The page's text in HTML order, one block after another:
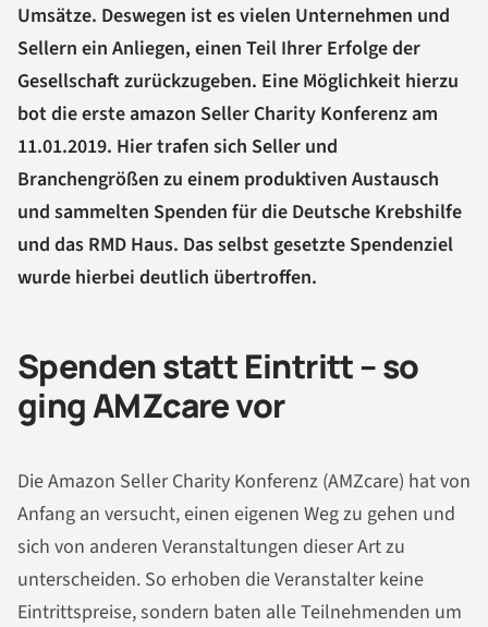
Umsätze. Deswegen ist es vielen Unternehmen und
Sellern ein Anliegen, einen Teil Ihrer Erfolge der
Gesellschaft zurückzugeben. Eine Möglichkeit hierzu
bot die erste amazon Seller Charity Konferenz am
11.01.2019. Hier trafen sich Seller und
Branchengrößen zu einem produktiven Austausch
und sammelten Spenden für die Deutsche Krebshilfe
und das RMD Haus. Das selbst gesetzte Spendenziel
wurde hierbei deutlich übertroffen.
Spenden statt Eintritt – so
ging AMZcare vor
Die Amazon Seller Charity Konferenz (AMZcare) hat von
Anfang an versucht, einen eigenen Weg zu gehen und
sich von anderen Veranstaltungen dieser Art zu
unterscheiden. So erhoben die Veranstalter keine
Eintrittspreise, sondern baten alle Teilnehmenden um